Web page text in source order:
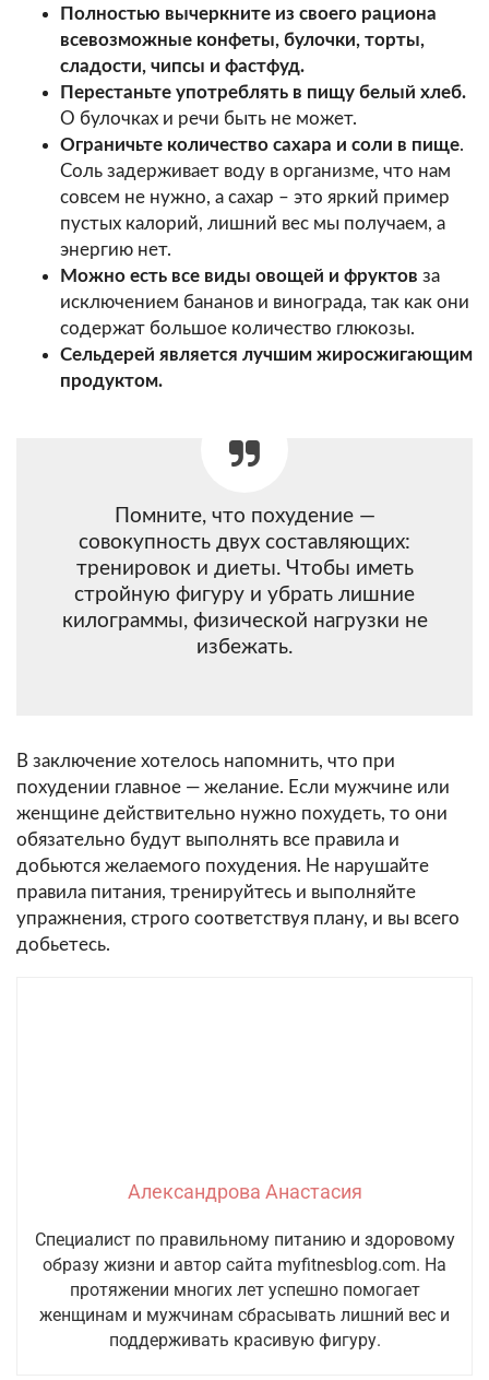
Полностью вычеркните из своего рациона
всевозможные конфеты, булочки, торты,
сладости, чипсы и фастфуд.
Перестаньте употреблять в пищу белый хлеб.
О булочках и речи быть не может.
Ограничьте количество сахара и соли в пище.
Соль задерживает воду в организме, что нам
совсем не нужно, а сахар – это яркий пример
пустых калорий, лишний вес мы получаем, а
энергию нет.
Можно есть все виды овощей и фруктов за
исключением бананов и винограда, так как они
содержат большое количество глюкозы.
Сельдерей является лучшим жиросжигающим
продуктом.
Помните, что похудение —
совокупность двух составляющих:
тренировок и диеты. Чтобы иметь
стройную фигуру и убрать лишние
килограммы, физической нагрузки не
избежать.
В заключение хотелось напомнить, что при
похудении главное — желание. Если мужчине или
женщине действительно нужно похудеть, то они
обязательно будут выполнять все правила и
добьются желаемого похудения. Не нарушайте
правила питания, тренируйтесь и выполняйте
упражнения, строго соответствуя плану, и вы всего
добьетесь.
Александрова Анастасия
Специалист по правильному питанию и здоровому
образу жизни и автор сайта myfitnesblog.com. На
протяжении многих лет успешно помогает
женщинам и мужчинам сбрасывать лишний вес и
поддерживать красивую фигуру.